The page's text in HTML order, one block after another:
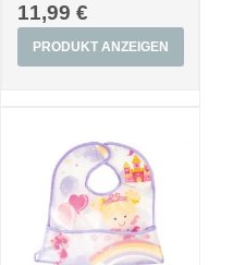
11,99 €
PRODUKT ANZEIGEN